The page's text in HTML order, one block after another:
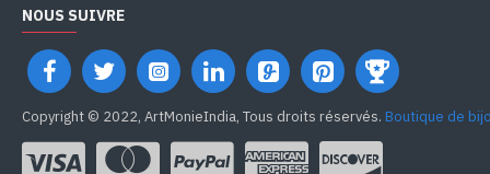
NOUS SUIVRE
Copyright © 2022, ArtMonieIndia, Tous droits réservés. Boutique de